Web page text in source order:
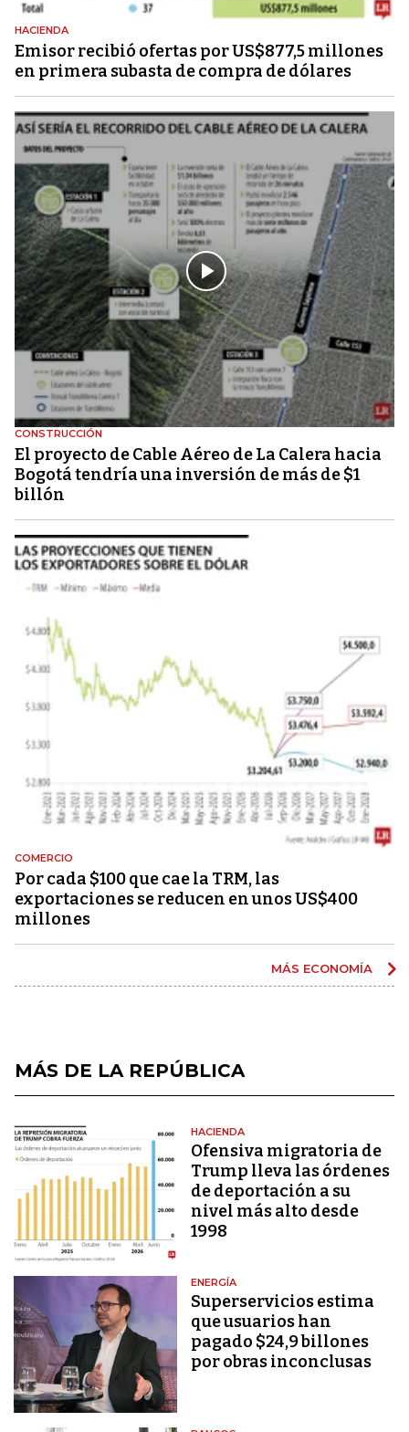
HACIENDA
Emisor recibió ofertas por US$877,5 millones
en primera subasta de compra de dólares
CONSTRUCCIÓN
El proyecto de Cable Aéreo de La Calera hacia
Bogotá tendría una inversión de más de $1
billón
COMERCIO
Por cada $100 que cae la TRM, las
exportaciones se reducen en unos US$400
millones
MÁS ECONOMÍA
MÁS DE LA REPÚBLICA
HACIENDA
Ofensiva migratoria de
Trump lleva las órdenes
de deportación a su
nivel más alto desde
1998
ENERGÍA
Superservicios estima
que usuarios han
pagado $24,9 billones
por obras inconclusas